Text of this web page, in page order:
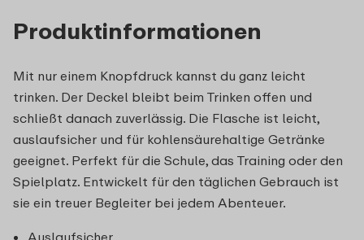
Produktinformationen
Mit nur einem Knopfdruck kannst du ganz leicht
trinken. Der Deckel bleibt beim Trinken offen und
schließt danach zuverlässig. Die Flasche ist leicht,
auslaufsicher und für kohlensäurehaltige Getränke
geeignet. Perfekt für die Schule, das Training oder den
Spielplatz. Entwickelt für den täglichen Gebrauch ist
sie ein treuer Begleiter bei jedem Abenteuer.
Auslaufsicher